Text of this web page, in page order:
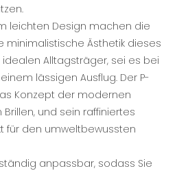
leichten Design machen die
minimalistische Ästhetik dieses
Alltagsträger, sei es bei
lässigen Ausflug. Der P-
Konzept der modernen
und sein raffiniertes
für den umweltbewussten
anpassbar, sodass Sie